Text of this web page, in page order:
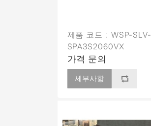
제품 코드 : WSP-SLV-
SPA3S2060VX
가격 문의
세부사항